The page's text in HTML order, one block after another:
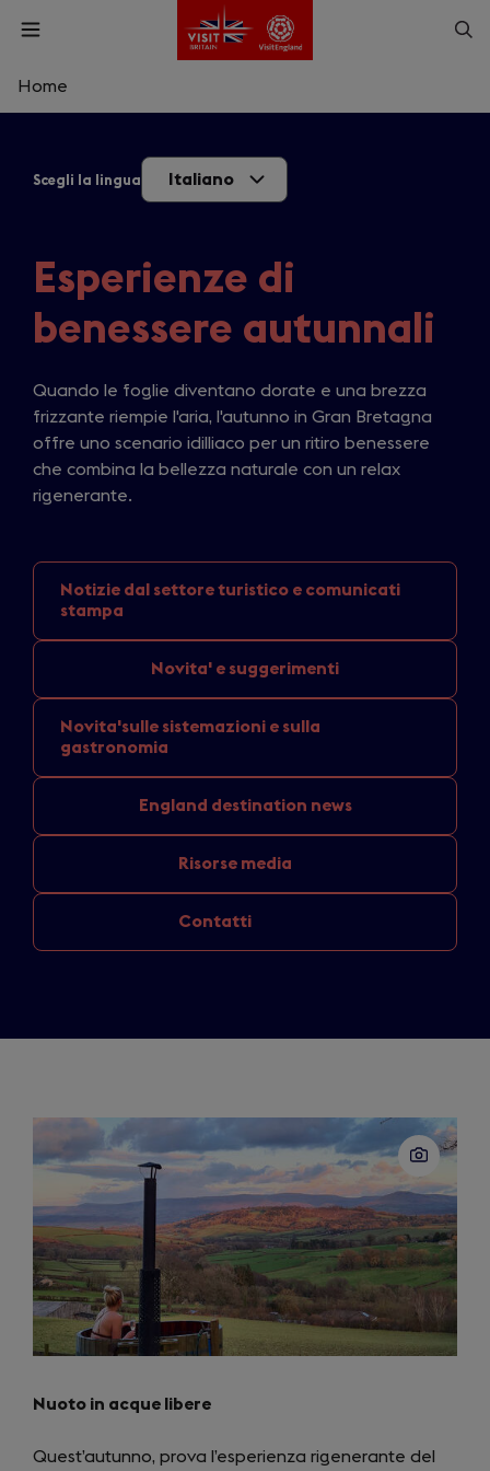
Skip
content
Open
Enter
a
Home
Scegli la lingua Italiano
Esperienze di
benessere autunnali
Quando le foglie diventano dorate e una brezza
frizzante riempie l'aria, l'autunno in Gran Bretagna
offre uno scenario idilliaco per un ritiro benessere
che combina la bellezza naturale con un relax
rigenerante.
Notizie dal settoreturistico e comunicati
stampa
Novita' e suggerimenti
Novita'sulle sistemazioni e sulla
gastronomia
England destination news
Risorse media
Contatti
Nuoto in acque libere
Quest’autunno, prova l’esperienza rigenerante del